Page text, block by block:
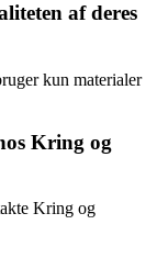
af deres
kun materialer
Kring og
Kring og